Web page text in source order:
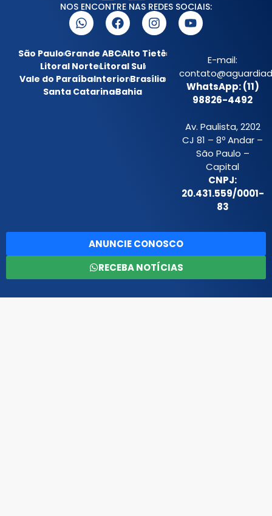
NOS ENCONTRE NAS REDES SOCIAIS:
São PauloGrande ABCAlto Tietê
Litoral NorteLitoral Sul
Vale do ParaíbaInteriorBrasília
Santa CatarinaBahia
E-mail:
WhatsApp: (11)
98826-4492
Av. Paulista, 2202
CJ 81 – 8º Andar –
São Paulo –
Capital
CNPJ:
20.431.559/0001-
83
ANUNCIE CONOSCO
RECEBA NOTÍCIAS